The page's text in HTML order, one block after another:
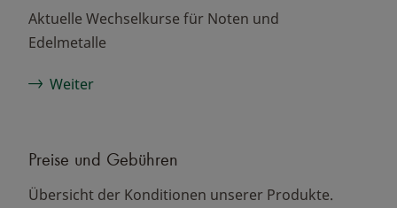
Aktuelle Wechselkurse für Noten und
Edelmetalle
Weiter
Preise und Gebühren
Übersicht der Konditionen unserer Produkte.